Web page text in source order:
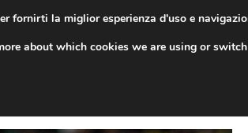
fornirti la miglior esperienza d'uso e
about which cookies we are using or